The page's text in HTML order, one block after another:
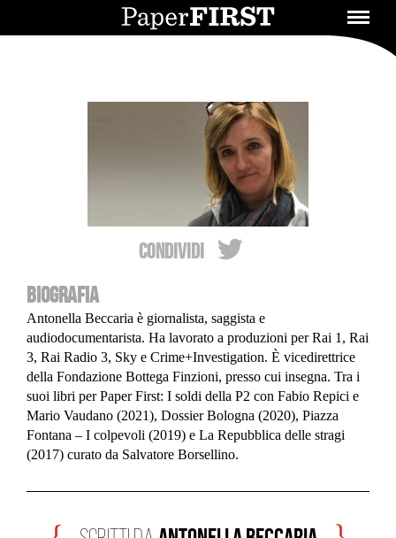
Condividi
BIOGRAFIA
Antonella Beccaria è giornalista, saggista e
audiodocumentarista. Ha lavorato a produzioni per Rai 1, Rai
3, Rai Radio 3, Sky e Crime+Investigation. È vicedirettrice
della Fondazione Bottega Finzioni, presso cui insegna. Tra i
suoi libri per Paper First: I soldi della P2 con Fabio Repici e
Mario Vaudano (2021), Dossier Bologna (2020), Piazza
Fontana – I colpevoli (2019) e La Repubblica delle stragi
(2017) curato da Salvatore Borsellino.